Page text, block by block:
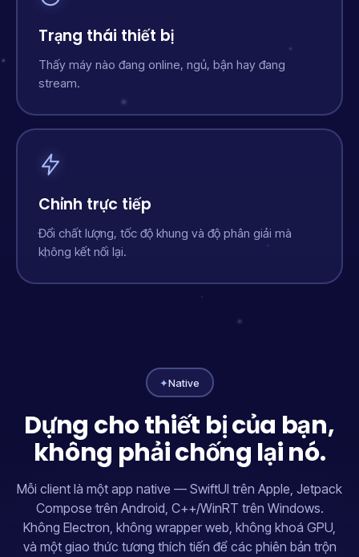
Trạng thái thiết bị
Thấy máy nào đang online, ngủ, bận hay đang
stream.
Chỉnh trực tiếp
Đổi chất lượng, tốc độ khung và độ phân giải mà
không kết nối lại.
✦Native
Dựng cho thiết bị của bạn,
không phải chống lại nó.
Mỗi client là một app native — SwiftUI trên Apple, Jetpack
Compose trên Android, C++/WinRT trên Windows.
Không Electron, không wrapper web, không khoá GPU,
và một giao thức tương thích tiến để các phiên bản trộn